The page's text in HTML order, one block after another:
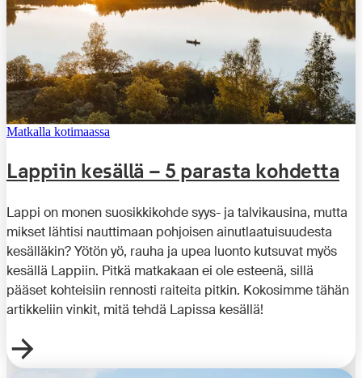
Matkalla kotimaassa
Lappiin kesällä – 5 parasta kohdetta
Lappi on monen suosikkikohde syys- ja talvikausina, mutta
mikset lähtisi nauttimaan pohjoisen ainutlaatuisuudesta
kesälläkin? Yötön yö, rauha ja upea luonto kutsuvat myös
kesällä Lappiin. Pitkä matkakaan ei ole esteenä, sillä
pääset kohteisiin rennosti raiteita pitkin. Kokosimme tähän
artikkeliin vinkit, mitä tehdä Lapissa kesällä!